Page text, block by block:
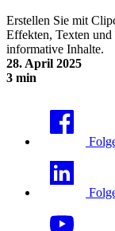
Erstellen Sie mit
Effekten, Texten
informative Inhalte.
28. April 2025
3 min